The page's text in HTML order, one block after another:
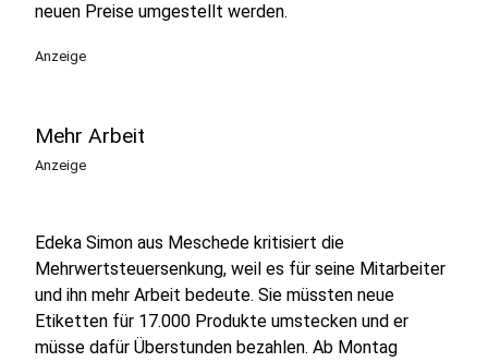
neuen Preise umgestellt werden.
Anzeige
Mehr Arbeit
Anzeige
Edeka Simon aus Meschede kritisiert die
Mehrwertsteuersenkung, weil es für seine Mitarbeiter
und ihn mehr Arbeit bedeute. Sie müssten neue
Etiketten für 17.000 Produkte umstecken und er
müsse dafür Überstunden bezahlen. Ab Montag